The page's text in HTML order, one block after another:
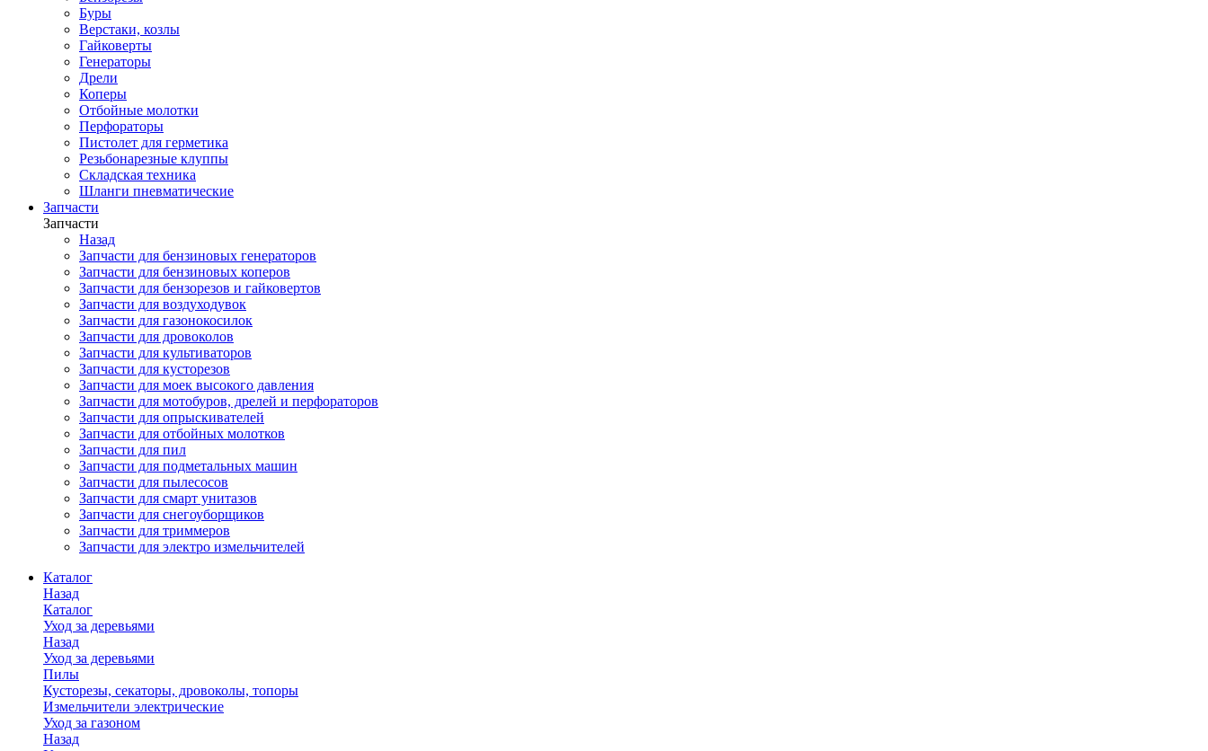
Буры
Верстаки, козлы
Гайковерты
Генераторы
Дрели
Коперы
Отбойные молотки
Перфораторы
Пистолет для герметика
Резьбонарезные клуппы
Складская техника
Шланги пневматические
Запчасти
Запчасти
Назад
Запчасти для бензиновых генераторов
Запчасти для бензиновых коперов
Запчасти для бензорезов и гайковертов
Запчасти для воздуходувок
Запчасти для газонокосилок
Запчасти для дровоколов
Запчасти для культиваторов
Запчасти для кусторезов
Запчасти для моек высокого давления
Запчасти для мотобуров, дрелей и перфораторов
Запчасти для опрыскивателей
Запчасти для отбойных молотков
Запчасти для пил
Запчасти для подметальных машин
Запчасти для пылесосов
Запчасти для смарт унитазов
Запчасти для снегоуборщиков
Запчасти для триммеров
Запчасти для электро измельчителей
Каталог
Назад
Каталог
Уход за деревьями
Назад
Уход за деревьями
Пилы
Кусторезы, секаторы, дровоколы, топоры
Измельчители электрические
Уход за газоном
Назад